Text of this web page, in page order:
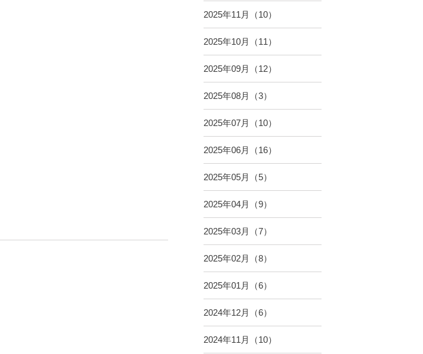
2025年11月（10）
2025年10月（11）
2025年09月（12）
2025年08月（3）
2025年07月（10）
2025年06月（16）
2025年05月（5）
2025年04月（9）
2025年03月（7）
2025年02月（8）
2025年01月（6）
2024年12月（6）
2024年11月（10）